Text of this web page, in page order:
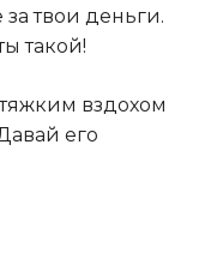
твои деньги.
такой!
вздохом
его